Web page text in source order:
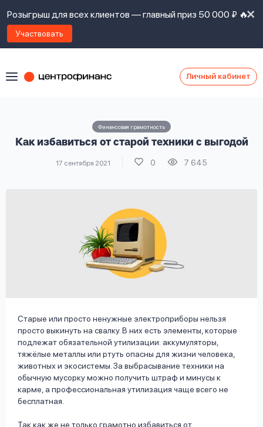
Розыгрыш для всех клиентов — главный приз 50 000 ₽ 🔥
Участвовать
Личный кабинет
Финансовая грамотность
Как избавиться от старой техники с выгодой
17 сентября 2021 0 7 645
Старые или просто ненужные электроприборы нельзя
просто выкинуть на свалку. В них есть элементы, которые
подлежат обязательной утилизации: аккумуляторы,
тяжёлые металлы или ртуть опасны для жизни человека,
животных и экосистемы. За выбрасывание техники на
обычную мусорку можно получить штраф и минусы к
карме, а профессиональная утилизация чаще всего не
бесплатная.
Так как же не только грамотно избавиться от
Оформить заявку
Наши
Ответы
на
вопросы
с
предоставления